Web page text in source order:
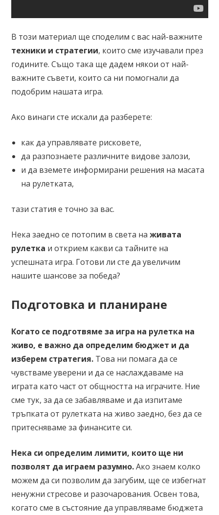
В този материал ще споделим с вас най-важните
техники и стратегии, които сме изучавали през
годините. Също така ще дадем някои от най-
важните съвети, които са ни помогнали да
подобрим нашата игра.
Ако винаги сте искали да разберете:
как да управлявате рисковете,
да разпознаете различните видове залози,
и да вземете информирани решения на масата
на рулетката,
тази статия е точно за вас.
Нека заедно се потопим в света на живата
рулетка и открием какви са тайните на
успешната игра. Готови ли сте да увеличим
нашите шансове за победа?
Подготовка и планиране
Когато се подготвяме за игра на рулетка на
живо, е важно да определим бюджет и да
изберем стратегия.Това ни помага да се
чувстваме уверени и да се наслаждаваме на
играта като част от общността на играчите. Ние
сме тук, за да се забавляваме и да изпитаме
тръпката от рулетката на живо заедно, без да се
притесняваме за финансите си.
Нека си определим лимити, които ще ни
позволят да играем разумно.Ако знаем колко
можем да си позволим да загубим, ще се избегнат
ненужни стресове и разочарования. Освен това,
когато сме в състояние да управляваме бюджета